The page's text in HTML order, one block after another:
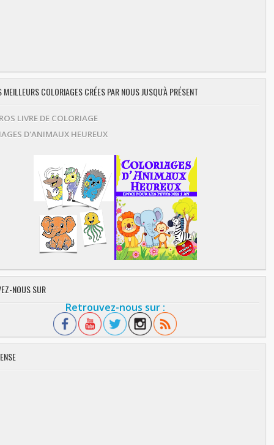
MEILLEURS COLORIAGES CRÉES PAR NOUS JUSQU'À PRÉSENT
LIVRE DE COLORIAGE
D'ANIMAUX HEUREUX
NOUS SUR
Retrouvez-nous sur :